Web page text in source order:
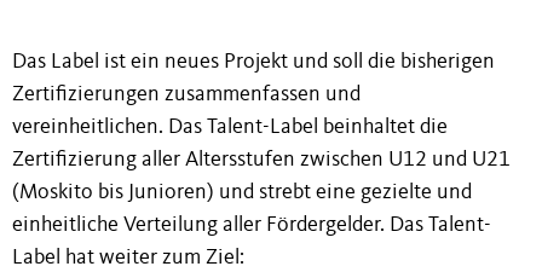
Das Label ist ein neues Projekt und soll die bisherigen
Zertifizierungen zusammenfassen und
vereinheitlichen. Das Talent-Label beinhaltet die
Zertifizierung aller Altersstufen zwischen U12 und U21
(Moskito bis Junioren) und strebt eine gezielte und
einheitliche Verteilung aller Fördergelder. Das Talent-
Label hat weiter zum Ziel: